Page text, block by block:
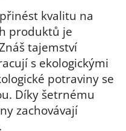
kvalitu na
produktů je
tajemství
s ekologickými
potraviny se
Díky šetrnému
zachovávají